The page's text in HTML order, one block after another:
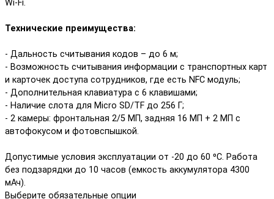
Wi-Fi.
Технические преимущества:
- Дальность считывания кодов – до 6 м;
- Возможность считывания информации с транспортных карт
и карточек доступа сотрудников, где есть NFC модуль;
- Дополнительная клавиатура с 6 клавишами;
- Наличие слота для Micro SD/TF до 256 Г;
- 2 камеры: фронтальная 2/5 МП, задняя 16 МП + 2 МП с
автофокусом и фотовспышкой.
Допустимые условия эксплуатации от -20 до 60 ⁰С. Работа
без подзарядки до 10 часов (емкость аккумулятора 4300
мАч).
Выберите обязательные опции